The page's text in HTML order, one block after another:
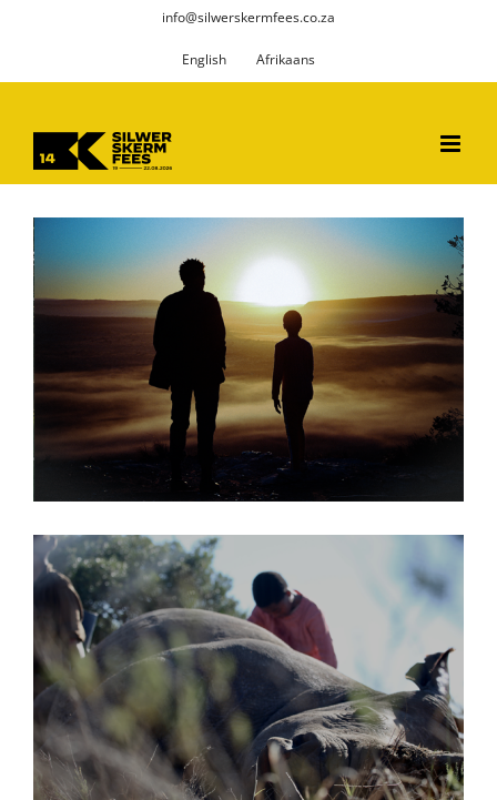
info@silwerskermfees.co.za
English Afrikaans